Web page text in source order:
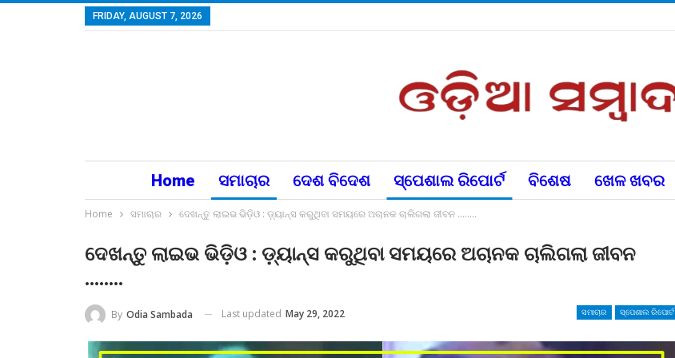
FRIDAY, AUGUST 7, 2026
Home ସମାଚାର ଦେଶ ବିଦେଶ ସ୍ପେଶାଲ ରିପୋର୍ଟ ବିଶେଷ ଖେଳ ଖବର
Home ସମାଚାର ଦେଖନ୍ତୁ ଲାଇଭ ଭିଡ଼ିଓ : ଡ଼୍ୟାନ୍ସ କରୁଥିବା ସମୟରେ ଅଚାନକ ଚାଲିଗଲା ଜୀବନ ……..
ଦେଖନ୍ତୁ ଲାଇଭ ଭିଡ଼ିଓ : ଡ଼୍ୟାନ୍ସ କରୁଥିବା ସମୟରେ ଅଚାନକ ଚାଲିଗଲା ଜୀବନ
……..
ସମାଚାର ସ୍ପେଶାଲ ରିପୋର୍ଟ
By Odia Sambada Last updated May 29, 2022